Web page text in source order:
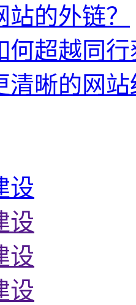
的外链？
何超越同
清晰的网
设
设
设
设